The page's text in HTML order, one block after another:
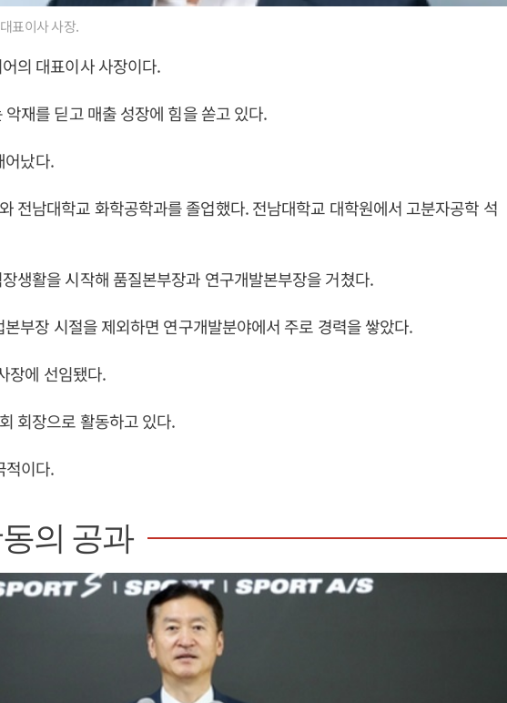
표이사 사장.
의 대표이사 사장이다.
재를 딛고 매출 성장에 힘을 쏟고 있다.
어났다.
전남대학교 화학공학과를 졸업했다. 전남대학교 대학원에서 고분자공학 석
생활을 시작해 품질본부장과 연구개발본부장을 거쳤다.
본부장 시절을 제외하면 연구개발분야에서 주로 경력을 쌓았다.
장에 선임됐다.
회장으로 활동하고 있다.
적이다.
의 공과